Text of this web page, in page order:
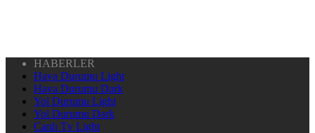
HABERLER
Hava Durumu Light
Hava Durumu Dark
Yol Durumu Light
Yol Durumu Dark
Canlı Tv Light